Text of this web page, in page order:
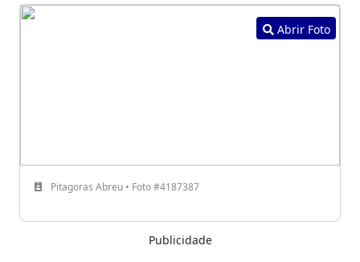
Abrir Foto
Pitagoras Abreu • Foto #4187387
Publicidade